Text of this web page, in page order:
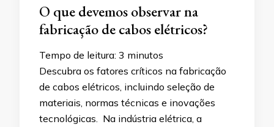
O que devemos observar na
fabricação de cabos elétricos?
Tempo de leitura: 3 minutos
Descubra os fatores críticos na fabricação
de cabos elétricos, incluindo seleção de
materiais, normas técnicas e inovações
tecnológicas. Na indústria elétrica, a